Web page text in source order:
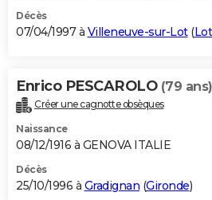
Décès
07/04/1997 à Villeneuve-sur-Lot(
Enrico PESCAROLO (79 ans)
Créer une cagnotte obsèques
Naissance
08/12/1916 à GENOVA ITALIE
Décès
25/10/1996 à Gradignan (Gironde)